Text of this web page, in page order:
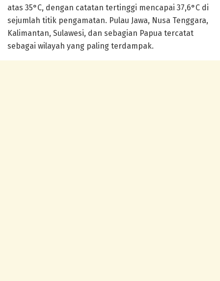
atas 35°C, dengan catatan tertinggi mencapai 37,6°C di
sejumlah titik pengamatan. Pulau Jawa, Nusa Tenggara,
Kalimantan, Sulawesi, dan sebagian Papua tercatat
sebagai wilayah yang paling terdampak.